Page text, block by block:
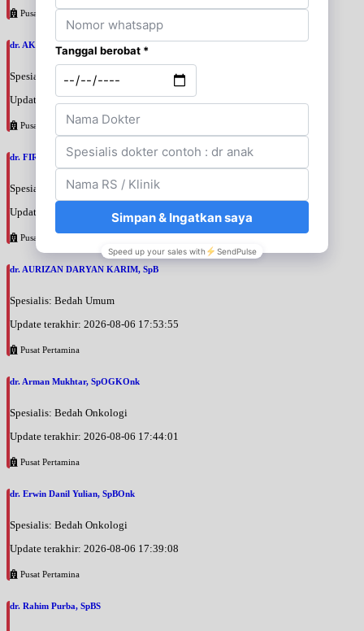
Pusat Pertamina
dr. AKBARI WAHYUDI KUSUMAH, SpU
Spesialis: Bedah Urologi
Update terakhir: 2026-08-06 18:38:38
Pusat Pertamina
dr. FIRTANTYO ADI SYAHPUTRA, SpU
Spesialis: Bedah Urologi
Update terakhir: 2026-08-06 18:29:29
Pusat Pertamina
dr. AURIZAN DARYAN KARIM, SpB
Spesialis: Bedah Umum
Update terakhir: 2026-08-06 17:53:55
Pusat Pertamina
dr. Arman Mukhtar, SpOGKOnk
Spesialis: Bedah Onkologi
Update terakhir: 2026-08-06 17:44:01
Pusat Pertamina
dr. Erwin Danil Yulian, SpBOnk
Spesialis: Bedah Onkologi
Update terakhir: 2026-08-06 17:39:08
Pusat Pertamina
dr. Rahim Purba, SpBS